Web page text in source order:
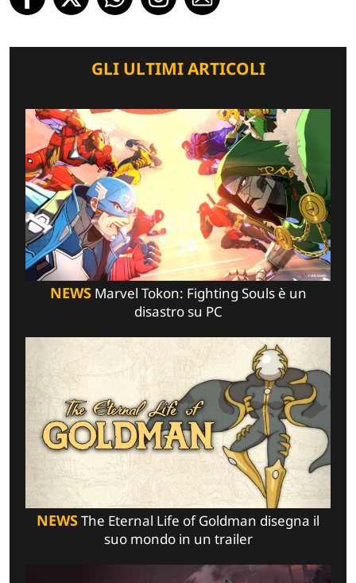
GLI ULTIMI ARTICOLI
NEWSMarvel Tokon: Fighting Souls è un
disastro su PC
NEWSThe Eternal Life of Goldman disegna il
suo mondo in un trailer